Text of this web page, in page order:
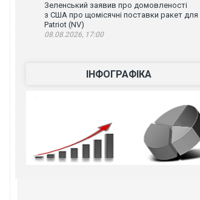
Зеленський заявив про домовленості
з США про щомісячні поставки ракет для
Patriot (NV)
08.08.2026, 17:00
ІНФОГРАФІКА